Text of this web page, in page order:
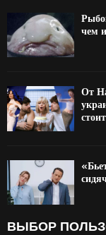
чем
От
ВЫБОР